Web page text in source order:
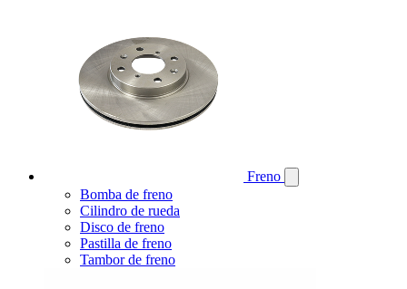
Freno
Bomba de freno
Cilindro de rueda
Disco de freno
Pastilla de freno
Tambor de freno